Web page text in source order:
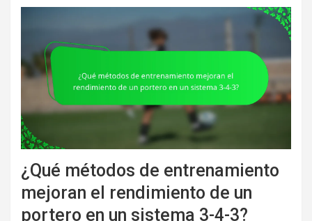
¿Qué métodos de entrenamiento
mejoran el rendimiento de un
portero en un sistema 3-4-3?